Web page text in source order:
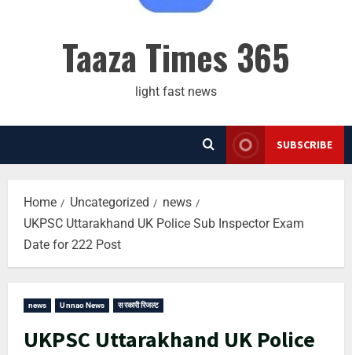
Taaza Times 365
light fast news
SUBSCRIBE
Home Uncategorized
news
UKPSC Uttarakhand UK Police Sub Inspector Exam
Date for 222 Post
news Unnao News सरकारी रिजल्ट
UKPSC Uttarakhand UK Police